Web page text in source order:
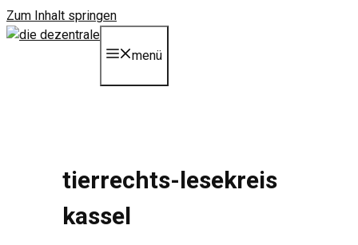
Zum Inhalt springen
menü
tierrechts-lesekreis
kassel